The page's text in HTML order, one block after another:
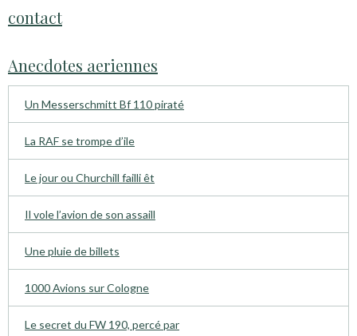
contact
Anecdotes aeriennes
Un Messerschmitt Bf 110 piraté
La RAF se trompe d’ile
Le jour ou Churchill failli êt
Il vole l’avion de son assaill
Une pluie de billets
1000 Avions sur Cologne
Le secret du FW 190, percé par